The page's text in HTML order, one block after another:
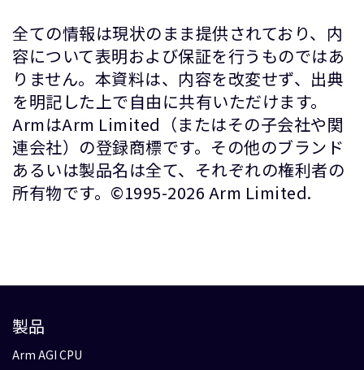
全ての情報は現状のまま提供されており、内
容について表明および保証を行うものではあ
りません。本資料は、内容を改変せず、出典
を明記した上で自由に共有いただけます。
ArmはArm Limited（またはその子会社や関
連会社）の登録商標です。その他のブランド
あるいは製品名は全て、それぞれの権利者の
所有物です。©1995-2026 Arm Limited.
製品
Arm AGI CPU